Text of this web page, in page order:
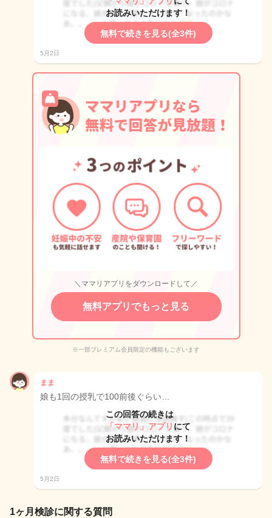
お読みいただけます！
無料で続きを見る(全3件)
5月2日
＼ママリアプリをダウンロードして／
無料アプリでもっと見る
※一部プレミアム会員限定の機能もございます
まま
娘も1回の授乳で100前後ぐらい…
この回答の続きは
「ママリ」アプリ にて
お読みいただけます！
無料で続きを見る(全3件)
5月2日
1ヶ月検診に関する質問